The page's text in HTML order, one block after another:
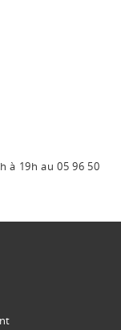
à 19h au 05 96 50